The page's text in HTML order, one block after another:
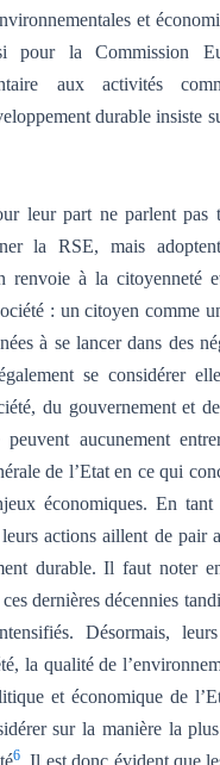
et
la Commission
aux activités
durable insiste
leur part ne parlent pas
la RSE, mais
renvoie à la citoyenneté
: un citoyen comme
à se lancer dans des
se considérer
du gouvernement et
aucunement
de l’Etat en ce qui
économiques. En tant
actions aillent de pair
durable. Il faut noter
dernières décennies
Désormais,
la qualité de
et économique de
sur la manière la
6 . Il est donc évident que